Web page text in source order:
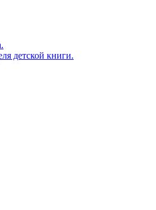
детской книги.